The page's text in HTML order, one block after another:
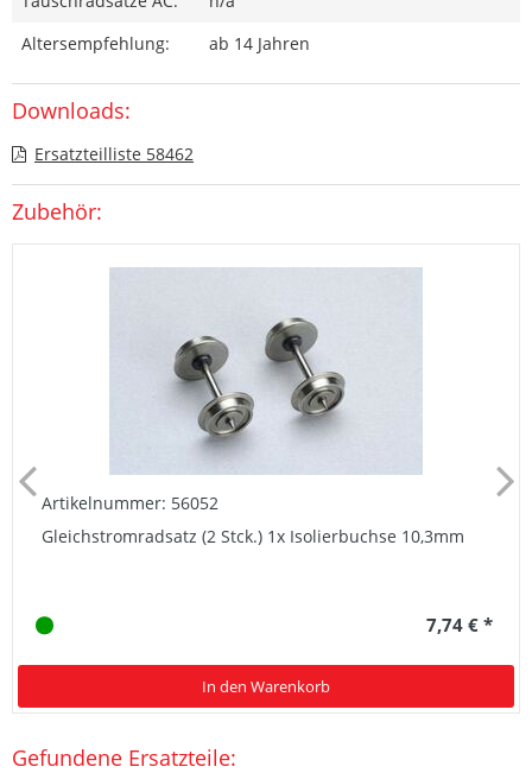
Altersempfehlung:
ab 14 Jahren
Downloads:
Ersatzteilliste 58462
Zubehör:
Artikelnummer: 56052
Gleichstromradsatz (2 Stck.) 1x Isolierbuchse 10,3mm
7,74 € *
In den Warenkorb
Gefundene Ersatzteile: